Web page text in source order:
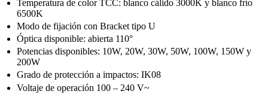
Temperatura de color TCC: blanco cálido 3000K y blanco frío
6500K
Modo de fijación con Bracket tipo U
Óptica disponible: abierta 110°
Potencias disponibles: 10W, 20W, 30W, 50W, 100W, 150W y
200W
Grado de protección a impactos: IK08
Voltaje de operación 100 – 240 V~